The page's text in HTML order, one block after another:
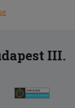
III.